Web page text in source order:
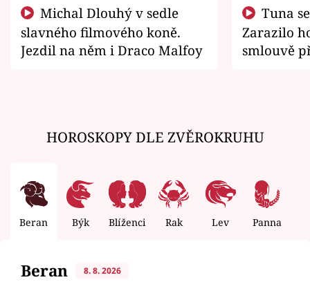
slavného filmového koně.
Jezdil na něm i Draco Malfoy
Zarazilo
smlouvě
HOROSKOPY DLE ZVĚROKRUHU
Beran Býk Blíženci Rak Lev Panna
Beran 8. 8. 2026